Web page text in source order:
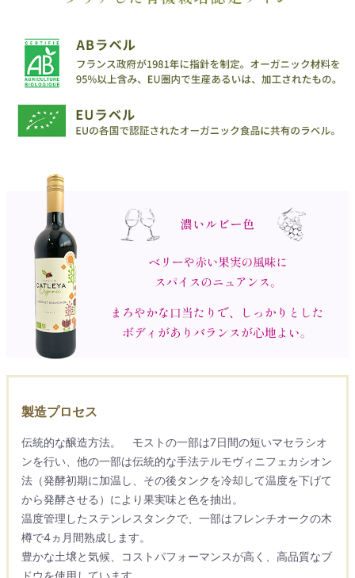
製造プロセス
伝統的な醸造方法。 モストの一部は7日間の短いマセラシオ
ンを行い、他の一部は伝統的な手法テルモヴィニフェカシオン
法（発酵初期に加温し、その後タンクを冷却して温度を下げて
から発酵させる）により果実味と色を抽出。
温度管理したステンレスタンクで、一部はフレンチオークの木
樽で4ヵ月間熟成します。
豊かな土壌と気候、コストパフォーマンスが高く、高品質なブ